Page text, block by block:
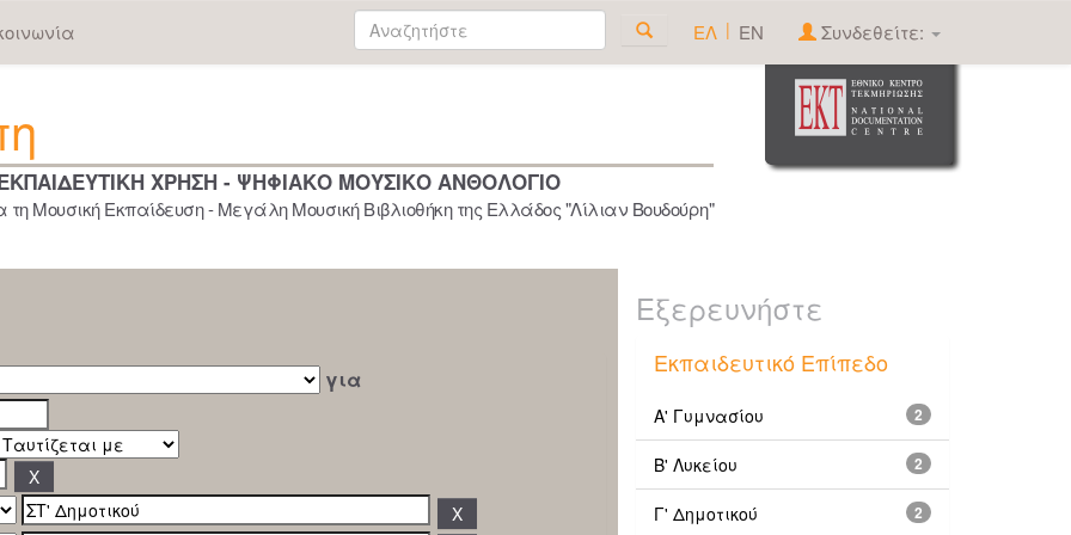
ΕΛ | EN Συνδεθείτε:
ΧΡΗΣΗ - ΨΗΦΙΑΚΟ ΜΟΥΣΙΚΟ ΑΝΘΟΛΟΓΙΟ
Μουσική Εκπαίδευση - Μεγάλη Μουσική Βιβλιοθήκη της Ελλάδος "Λίλιαν Βουδούρη"
για
Εξερευνήστε
Εκπαιδευτικό Επίπεδο
2
Α' Γυμνασίου
2
Β' Λυκείου
2
Γ' Δημοτικού